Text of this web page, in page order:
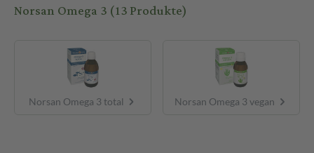
Norsan Omega 3(13 Produkte)
Norsan Omega 3 total Norsan Omega 3 vegan